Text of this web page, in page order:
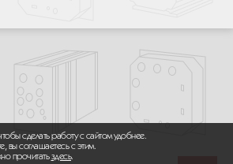
сделать работу с сайтом удобнее.
вы соглашаетесь с этим.
прочитатьздесь.